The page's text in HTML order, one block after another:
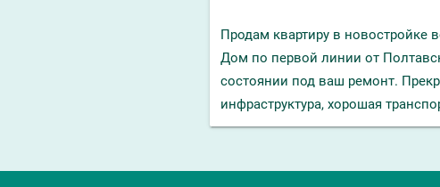
Продам квартиру в новостройке
Дом по первой линии от
состоянии под ваш ремонт.
инфраструктура, хорошая